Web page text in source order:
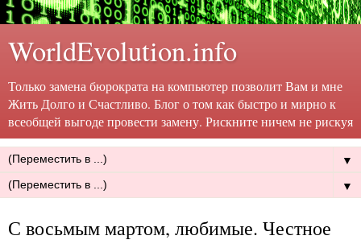
WorldEvolution.info
Только замена бюрократа на компьютер позволит Вам и мне
Жить Долго и Счастливо. Блог о том как быстро и мирно к
всеобщей выгоде провести замену. Рискните ничем не рискуя
▼
▼
С восьмым мартом, любимые. Честное